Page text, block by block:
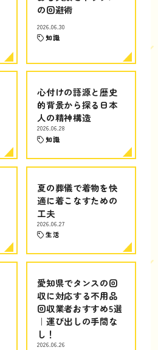
の回避術
2026.06.30
知識
心付けの語源と歴史
的背景から探る日本
人の精神構造
2026.06.28
知識
夏の葬儀で着物を快
適に着こなすための
工夫
2026.06.27
生活
愛知県でタンスの回
収に対応する不用品
回収業者おすすめ5選
｜運び出しの手間な
し！
2026.06.26